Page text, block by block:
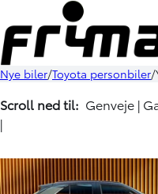
Nye biler Toyota personbiler
Scroll ned til: Genveje |
|